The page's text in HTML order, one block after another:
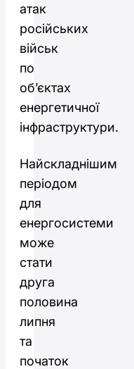
атак
російських
військ
по
об’єктах
енергетичної
інфраструктури.
Найскладнішим
періодом
для
енергосистеми
може
стати
друга
половина
липня
та
початок